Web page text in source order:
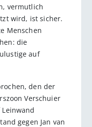
vermutlich
wird, ist sicher.
Menschen
die
auf
den der
Verschuier
gegen Jan van